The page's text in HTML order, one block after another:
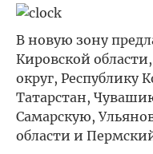
В новую зону
Кировской
округ,
Татарстан,
Самарскую,
области и